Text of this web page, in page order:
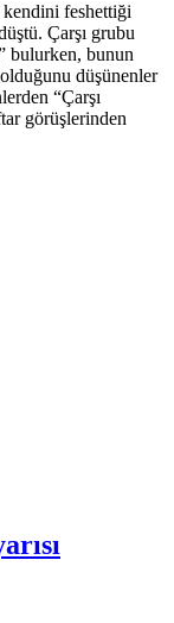
feshettiği
Çarşı grubu
bulurken, bunun
düşünenler
“Çarşı
görüşlerinden